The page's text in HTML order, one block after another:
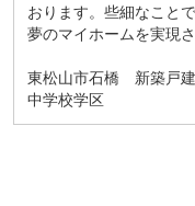
おります。些細なこと
夢のマイホームを実現
東松山市石橋 新築戸
中学校学区